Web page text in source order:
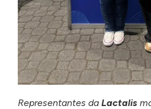
Representantes da Lactalis